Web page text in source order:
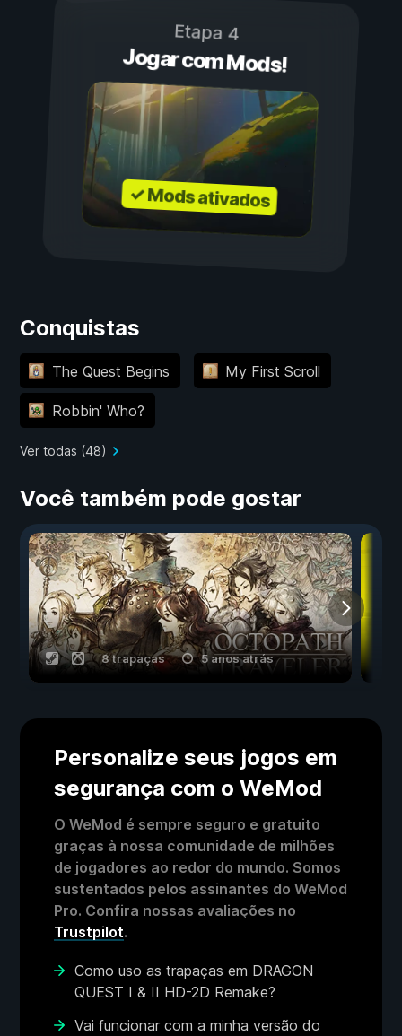
Etapa 4
Jogar com Mods!
✓ Mods ativados
Conquistas
The Quest Begins My First Scroll
Robbin' Who?
Ver todas (48)
Você também pode gostar
8 trapaças 5 anos atrás
Personalize seus jogos em
segurança com o WeMod
O WeMod é sempre seguro e gratuito
graças à nossa comunidade de milhões
de jogadores ao redor do mundo. Somos
sustentados pelos assinantes do WeMod
Pro. Confira nossas avaliações no
Trustpilot.
Como uso as trapaças em DRAGON
QUEST I & II HD-2D Remake?
Vai funcionar com a minha versão do